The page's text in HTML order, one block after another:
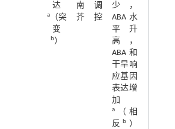
达
a（突
变
b）
南
芥
调
控
少，
ABA水
平升
高，
ABA和
干旱响
应基因
表达增
加
a（相
反b ）